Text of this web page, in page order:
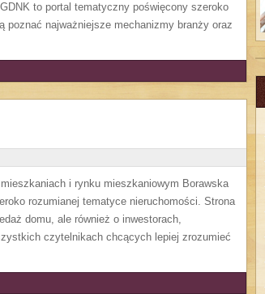
to portal tematyczny poświęcony szeroko
poznać najważniejsze mechanizmy branży oraz
i rynku mieszkaniowym Borawska
rozumianej tematyce nieruchomości. Strona
domu, ale również o inwestorach,
czytelnikach chcących lepiej zrozumieć